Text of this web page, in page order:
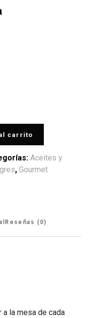
carrito
Aceites y
, Gourmet
Reseñas (0)
a la mesa de cada